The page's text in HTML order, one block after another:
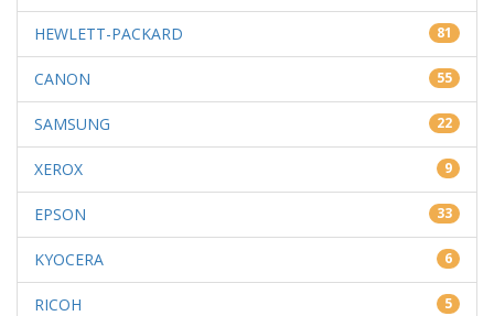
HEWLETT-PACKARD 81
CANON 55
SAMSUNG 22
XEROX 9
EPSON 33
KYOCERA 6
RICOH 5